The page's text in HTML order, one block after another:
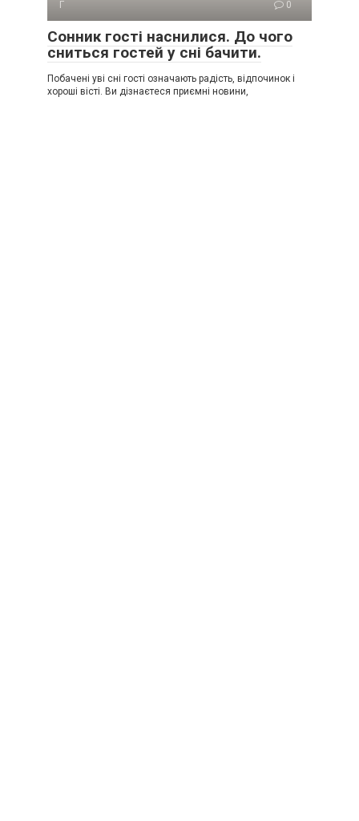
Г 0
Сонник гості наснилися. До чого
сниться гостей у сні бачити.
Побачені уві сні гості означають радість, відпочинок і
хороші вісті. Ви дізнаєтеся приємні новини,